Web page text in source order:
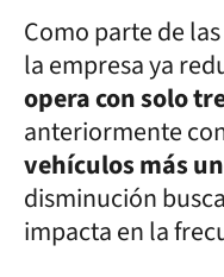
Como parte de
la empresa ya
opera con solo
anteriormente
vehículos más
disminución
impacta en la